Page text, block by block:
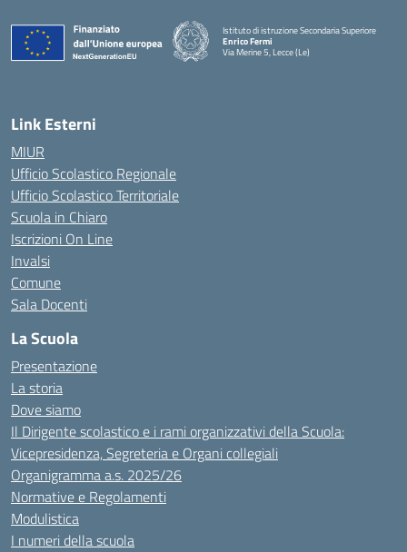
Istituto di istruzione Secondaria Superiore
Enrico Fermi
Via Merine 5, Lecce (Le)
Link Esterni
MIUR
Ufficio Scolastico Regionale
Ufficio Scolastico Territoriale
Scuola in Chiaro
Iscrizioni On Line
Invalsi
Comune
Sala Docenti
La Scuola
Presentazione
La storia
Dove siamo
Il Dirigente scolastico e i rami organizzativi della Scuola:
Vicepresidenza, Segreteria e Organi collegiali
Organigramma a.s. 2025/26
Normative e Regolamenti
Modulistica
I numeri della scuola